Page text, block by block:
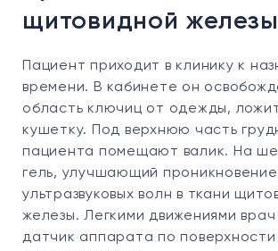
щитовидной железы
Пациент приходит в клинику к
времени. В кабинете он
область ключиц от одежды,
кушетку. Под верхнюю часть
пациента помещают валик. На
гель, улучшающий проникновение
ультразвуковых волн в ткани
железы. Легкими движениями
датчик аппарата по